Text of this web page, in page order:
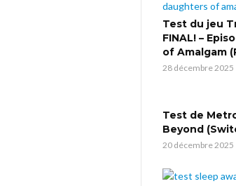
Test du jeu
FINAL! –
of Amalgam
28 décembre 2025
Test de
Beyond
20 décembre 2025